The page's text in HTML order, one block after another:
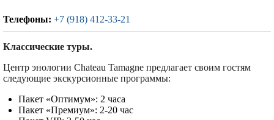
Телефоны: +7 (918) 412-33-21
Классические туры.
Центр энологии Chateau Tamagne предлагает своим гостям
следующие экскурсионные программы:
Пакет «Оптимум»: 2 часа
Пакет «Премиум»: 2-20 час